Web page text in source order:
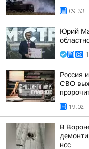
09:33
Юрий
Россия
СВО
19:02
В
нос